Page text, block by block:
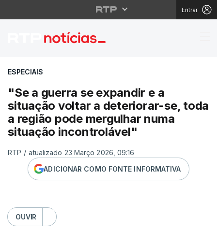
Entrar
"Se a guerra se
ESPECIAIS
"Se a guerra se expandir e a
situação voltar a deteriorar-se, toda
a região pode mergulhar numa
situação incontrolável"
RTP / atualizado 23 Março 2026, 09:16
ADICIONAR COMO FONTE INFORMATIVA
OUVIR